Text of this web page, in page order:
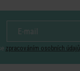
zpracováním osobních údajů